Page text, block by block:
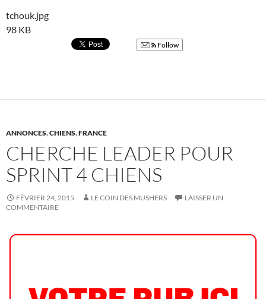
tchouk.jpg
98 KB
Follow
ANNONCES,CHIENS,FRANCE
CHERCHE LEADER POUR
SPRINT 4 CHIENS
FÉVRIER 24, 2015 LE COIN DES MUSHERS
LAISSER UN
COMMENTAIRE